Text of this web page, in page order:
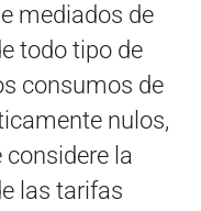
mediados de
todo tipo de
consumos de
nulos,
la
las tarifas